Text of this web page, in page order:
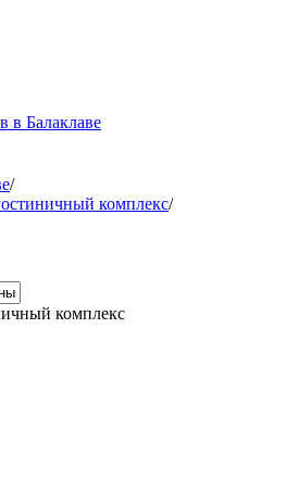
в Балаклаве
/
комплекс/
комплекс